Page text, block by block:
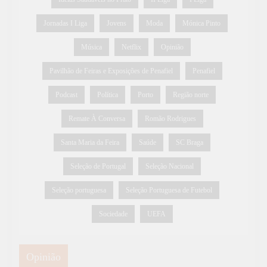
Jornadas I Liga Jovens Moda Mónica Pinto
Música Netflix Opinião
Pavilhão de Feiras e Exposições de Penafiel Penafiel
Podcast Política Porto Região norte
Remate À Conversa Romão Rodrigues
Santa Maria da Feira Saúde SC Braga
Seleção de Portugal Seleção Nacional
Seleção portuguesa Seleção Portuguesa de Futebol
Sociedade UEFA
Opinião